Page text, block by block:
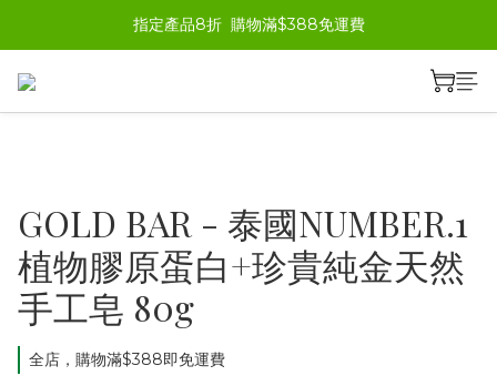
指定產品8折  購物滿$388免運費
GOLD BAR - 泰國NUMBER.1
植物膠原蛋白+珍貴純金天然
手工皂 80g
全店，購物滿$388即免運費